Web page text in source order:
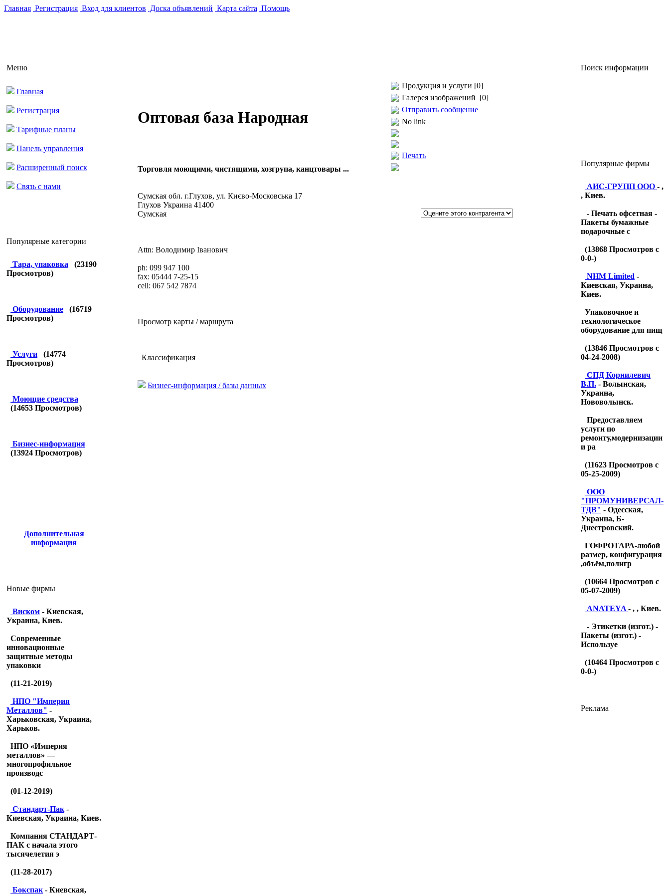
Главная Регистрация Вход для клиентов Доска объявлений Карта сайта Помощь
Меню
Главная
Регистрация
Тарифные планы
Панель управления
Расширенный поиск
Связь с нами
Популярные категории
Тара, упаковка (23190
Просмотров)
Оборудование (16719
Просмотров)
Услуги (14774
Просмотров)
Моющие средства
(14653 Просмотров)
Бизнес-информация
(13924 Просмотров)
Дополнительная
информация
Новые фирмы
Виском - Киевская,
Украина, Киев.
Современные
инновационные
защитные методы
упаковки
(11-21-2019)
НПО "Империя
Металлов" -
Харьковская, Украина,
Харьков.
НПО «Империя
металлов» —
многопрофильное
производс
(01-12-2019)
Стандарт-Пак -
Киевская, Украина, Киев.
Компания СТАНДАРТ-
ПАК с начала этого
тысячелетия э
(11-28-2017)
Бокспак - Киевская,
Оптовая база Народная
Торговля моющими, чистящими, хозгрупа, канцтовары ...
Сумская обл. г.Глухов, ул. Києво-Московська 17
Глухов Украина 41400
Сумская
Attn: Володимир Іванович
ph: 099 947 100
fax: 05444 7-25-15
cell: 067 542 7874
Просмотр карты / маршрута
Классификация
Бизнес-информация / базы данных
Продукция и услуги [0]
Галерея изображений [0]
Отправить сообщение
No link
Печать
Поиск информации
Популярные фирмы
АИС-ГРУПП ООО - ,
, Киев.
- Печать офсетная -
Пакеты бумажные
подарочные с
(13868 Просмотров с
0-0-)
NHM Limited -
Киевская, Украина,
Киев.
Упаковочное и
технологическое
оборудование для пищ
(13846 Просмотров с
04-24-2008)
CПД Корнилевич
В.П. - Волынская,
Украина,
Нововолынск.
Предоставляем
услуги по
ремонту,модернизации
и ра
(11623 Просмотров с
05-25-2009)
OOO
"ПРОМУНИВЕРСАЛ-
ТДB" - Одесская,
Украина, Б-
Днестровский.
ГОФРОТАРА-любой
размер, конфигурация
,объём,полигр
(10664 Просмотров с
05-07-2009)
ANATEYA - , , Киев.
- Этикетки (изгот.) -
Пакеты (изгот.) -
Используе
(10464 Просмотров с
0-0-)
Реклама